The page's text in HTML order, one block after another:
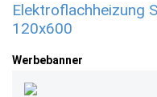
Elektroflachheizung
120x600
Werbebanner